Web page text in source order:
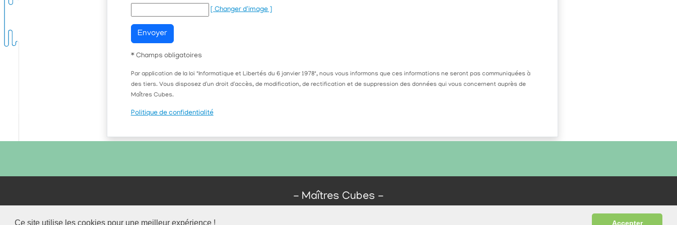
Ce site utilise les cookies pour une meilleur expérience ! Accepter
[ Changer d'image ]
Envoyer
*Champs obligatoires
Par application de la loi "Informatique et Libertés du 6 janvier 1978", nous vous informons que ces informations ne seront pas communiquées à
des tiers. Vous disposez d'un droit d'accès, de modification, de rectification et de suppression des données qui vous concernent auprès de
Maîtres Cubes.
Politique de confidentialité
- Maîtres Cubes -
-18-20 rue de la Somme 17000 La Rochelle